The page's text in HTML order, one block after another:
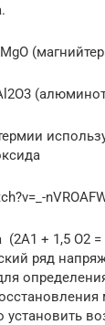
(2А1 + 1,5 O2
ряд